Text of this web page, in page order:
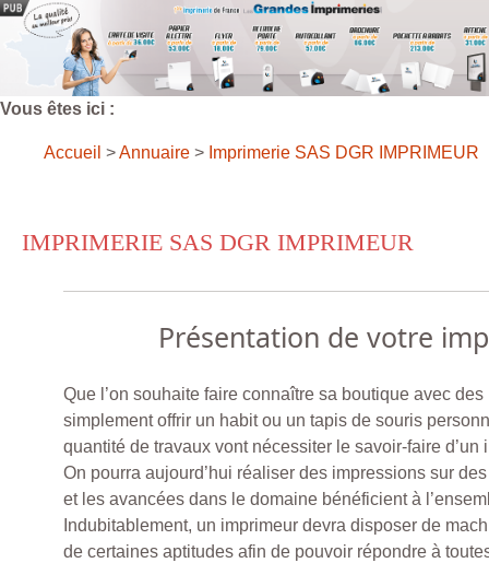
Vous êtes ici :
Accueil >Annuaire > Imprimerie SAS DGR IMPRIMEUR
IMPRIMERIE SAS DGR IMPRIMEUR
Présentation de votre
Que l’on souhaite faire connaître sa boutique avec
simplement offrir un habit ou un tapis de souris
quantité de travaux vont nécessiter le savoir-faire d’un
On pourra aujourd’hui réaliser des impressions sur
et les avancées dans le domaine bénéficient à
Indubitablement, un imprimeur devra disposer de
de certaines aptitudes afin de pouvoir répondre à